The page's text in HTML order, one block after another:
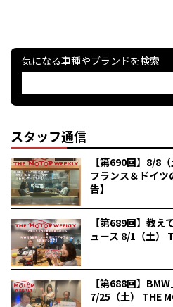
気になる車種やブランドを検索
スタッフ通信
【第690回】8/8
フランス＆ドイ
告】
【第689回】教え
ュース 8/1（土）
【第688回】
7/25（土） THE